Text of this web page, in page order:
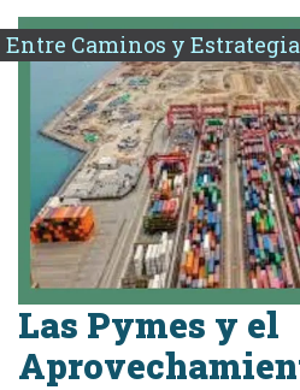
Entre Caminos y
Las Pymes y el